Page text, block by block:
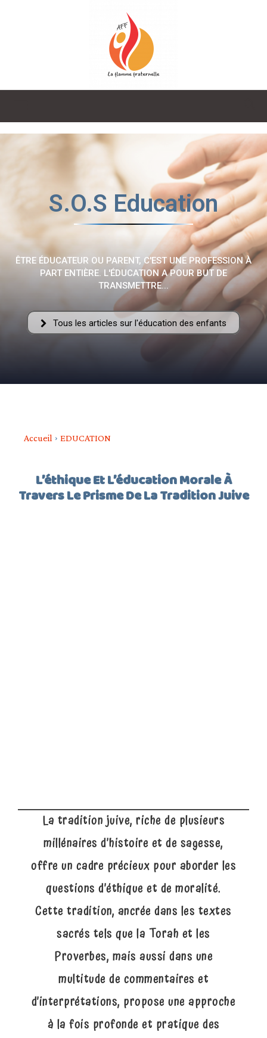
Fraternelle
–
AFF
S.O.S Education
ÊTRE ÉDUCATEUR OU PARENT, C'EST UNE PROFESSION À
PART ENTIÈRE. L'ÉDUCATION A POUR BUT DE
TRANSMETTRE...
Tous les articles sur l'éducation des enfants
Accueil EDUCATION
L’éthique Et L’éducation Morale À
Travers Le Prisme De La Tradition Juive
La tradition juive, riche de plusieurs
millénaires d’histoire et de sagesse,
offre un cadre précieux pour aborder les
questions d’éthique et de moralité.
Cette tradition, ancrée dans les textes
sacrés tels que la Torah et les
Proverbes, mais aussi dans une
multitude de commentaires et
d’interprétations, propose une approche
à la fois profonde et pratique des